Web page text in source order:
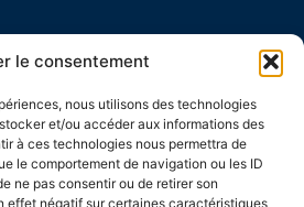
le consentement
nous utilisons des technologies
et/ou accéder aux informations des
à ces technologies nous permettra de
le comportement de navigation ou les ID
ne pas consentir ou de retirer son
effet négatif sur certaines caractéristiques